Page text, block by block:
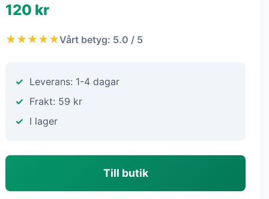
120 kr
★★★★★Vårt betyg: 5.0 / 5
Leverans: 1-4 dagar
Frakt: 59 kr
I lager
Till butik